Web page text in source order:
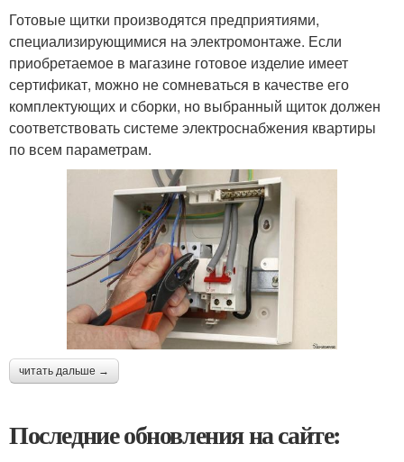
Готовые щитки производятся предприятиями,
специализирующимися на электромонтаже. Если
приобретаемое в магазине готовое изделие имеет
сертификат, можно не сомневаться в качестве его
комплектующих и сборки, но выбранный щиток должен
соответствовать системе электроснабжения квартиры
по всем параметрам.
читать дальше →
Последние обновления на сайте: